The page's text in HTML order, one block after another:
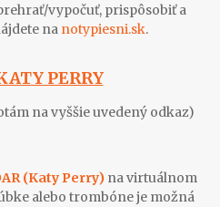
vypočuť, prispôsobiť a
na notypiesni.sk.
PERRY
na vyššie uvedený odkaz)
(Katy Perry)na virtuálnom
alebo trombóne je možná